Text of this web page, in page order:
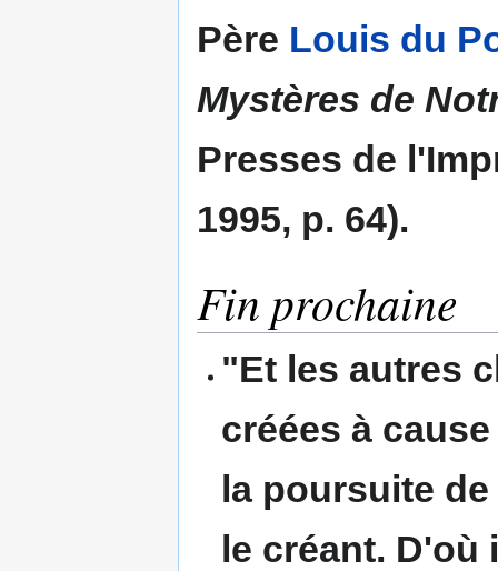
Père Louis du
Mystères de
Presses de
1995, p. 64).
Fin prochaine
"Et les autres
créées à
la poursuite
le créant. D'où